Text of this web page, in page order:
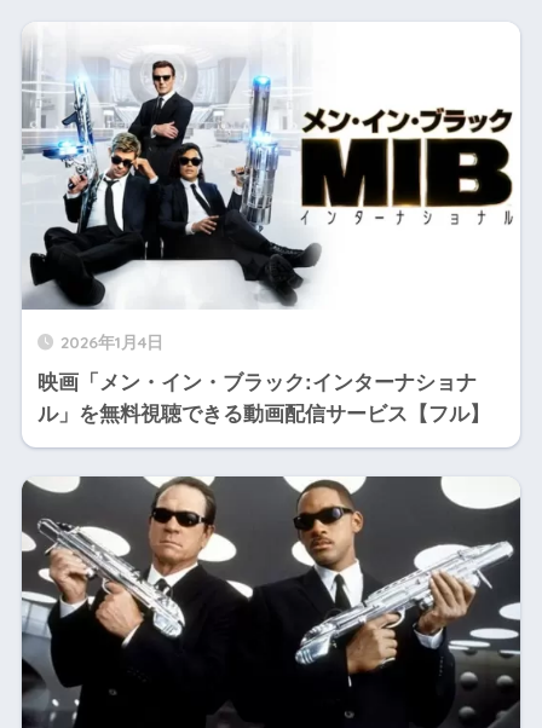
2026年1月4日
映画「メン・イン・ブラック:インターナショナ
ル」を無料視聴できる動画配信サービス【フル】